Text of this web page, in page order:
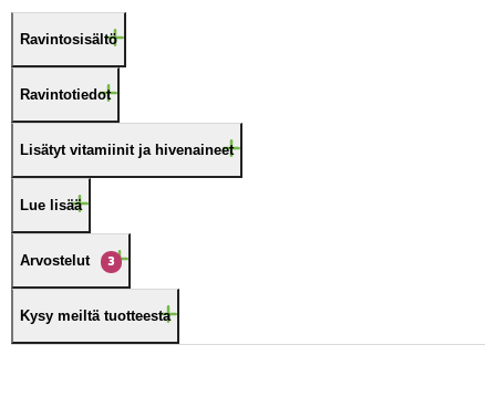
Ravintosisältö
Ravintotiedot
Lisätyt vitamiinit ja hivenaineet
Lue lisää
Arvostelut 3
Kysy meiltä tuotteesta